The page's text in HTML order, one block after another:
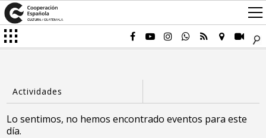
Lo sentimos, no hemos encontrado eventos para este
día.